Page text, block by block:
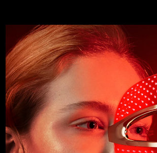
For men, anti-aging
LUNA™ 4 mini
For young skin, T-zone
LUNA™ 4 go
For travel or gym bag
Microcurrent line
面部提拉护理
Premium anti-aging
BEAR™ 设备
All premium facelift
UFO™ 3 LED
Near-infrared and red
device
UFO™ 3 mini
Red light therapy device
UFO™ 3 go
Portable red light therapy
issa™ 4 plus
Smart hybrid silicone
issa™ 4 smile
Hybrid silicone sonic
issa™ 4 baby
For ages 0-3
抗老
FAQ™ 101
Clinical anti-aging
FAQ™ 102
Advanced clinical anti-
LED治疗
FAQ™ 201
LED mask
FAQ™ 202
LED mask
生发
FAQ™ 301
LED hair strengthening
肌肤年轻
NEW
FAQ™ 501
Full-Spectrum Red Light
NEW
加拿大
智利
中国 预
哥伦比亚 预
克罗地亚 预
塞浦路斯 预